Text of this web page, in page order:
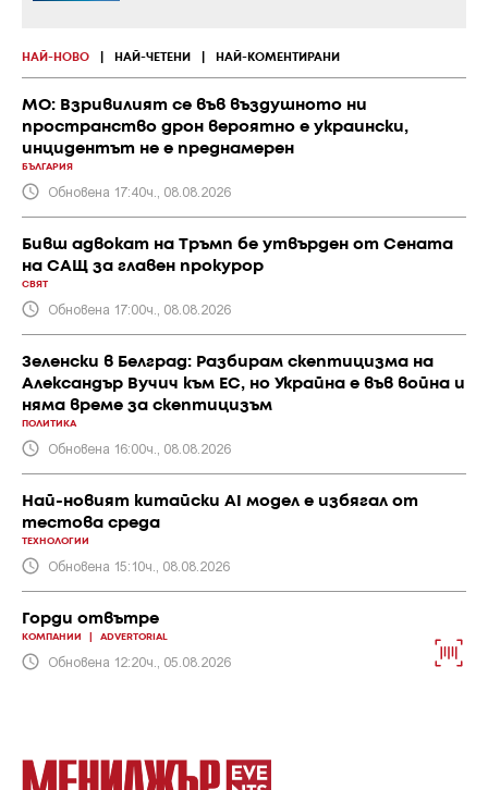
НАЙ-НОВО НАЙ-ЧЕТЕНИ НАЙ-КОМЕНТИРАНИ
МО: Взривилият се във въздушното ни
пространство дрон вероятно е украински,
инцидентът не е преднамерен
БЪЛГАРИЯ
Обновена 17:40ч., 08.08.2026
Бивш адвокат на Тръмп бе утвърден от Сената
на САЩ за главен прокурор
СВЯТ
Обновена 17:00ч., 08.08.2026
Зеленски в Белград: Разбирам скептицизма на
Александър Вучич към ЕС, но Украйна е във война и
няма време за скептицизъм
ПОЛИТИКА
Обновена 16:00ч., 08.08.2026
Най-новият китайски AI модел е избягал от
тестова среда
ТЕХНОЛОГИИ
Обновена 15:10ч., 08.08.2026
Горди отвътре
КОМПАНИИ ADVERTORIAL
Обновена 12:20ч., 05.08.2026